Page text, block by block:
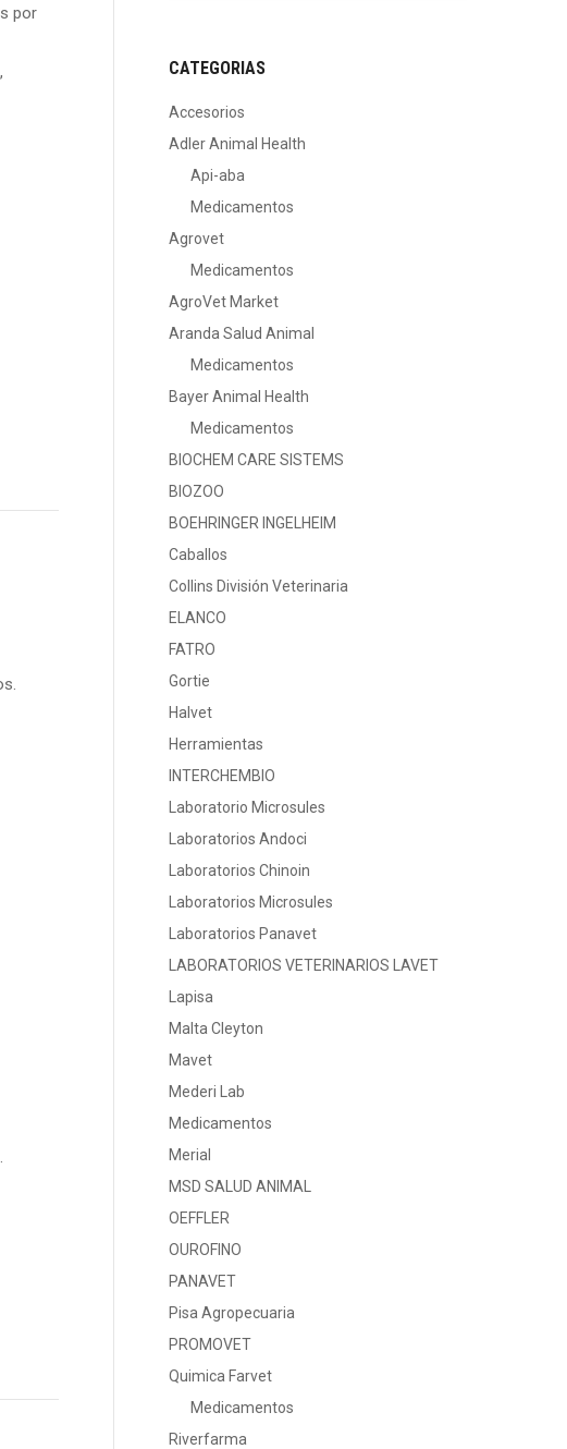
por
CATEGORIAS
Accesorios
Adler Animal Health
Api-aba
Medicamentos
Agrovet
Medicamentos
AgroVet Market
Aranda Salud Animal
Medicamentos
Bayer Animal Health
Medicamentos
BIOCHEM CARE SISTEMS
BIOZOO
BOEHRINGER INGELHEIM
Caballos
Collins División Veterinaria
ELANCO
FATRO
Gortie
Halvet
Herramientas
INTERCHEMBIO
Laboratorio Microsules
Laboratorios Andoci
Laboratorios Chinoin
Laboratorios Microsules
Laboratorios Panavet
LABORATORIOS VETERINARIOS LAVET
Lapisa
Malta Cleyton
Mavet
Mederi Lab
Medicamentos
Merial
MSD SALUD ANIMAL
OEFFLER
OUROFINO
PANAVET
Pisa Agropecuaria
PROMOVET
Quimica Farvet
Medicamentos
Riverfarma